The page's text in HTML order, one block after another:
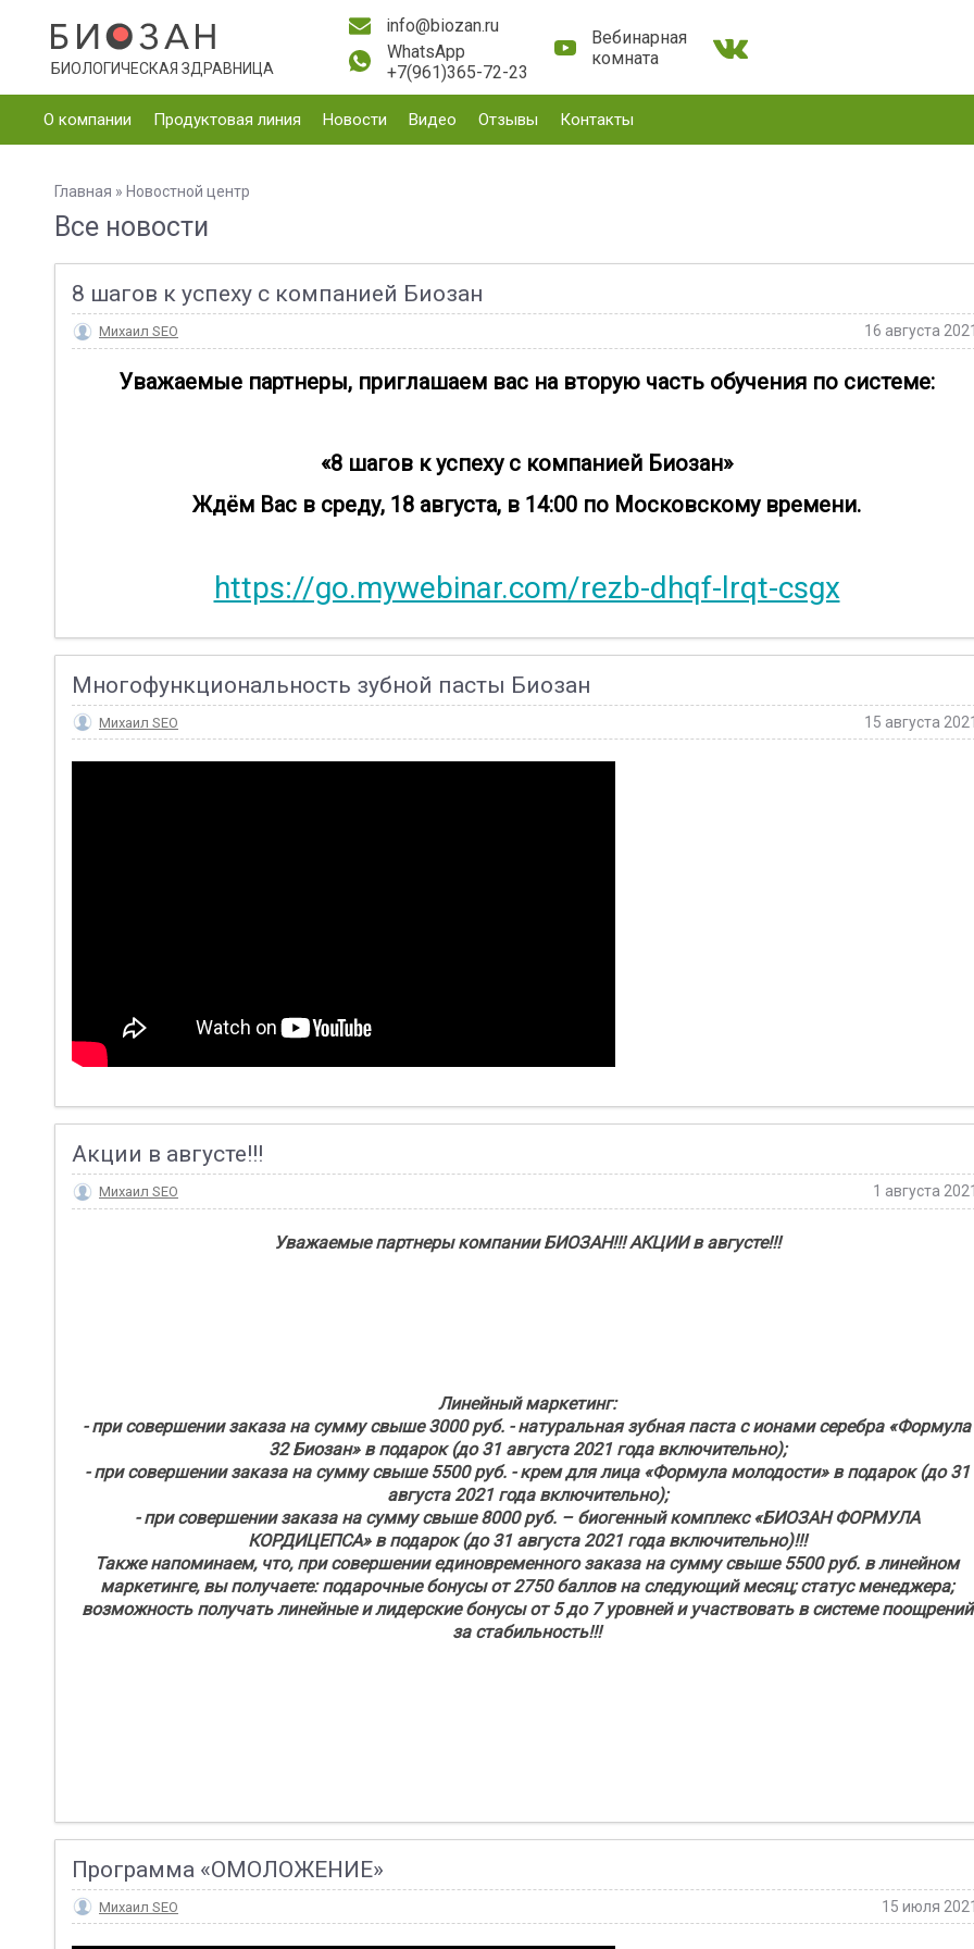
БИОЛОГИЧЕСКАЯ ЗДРАВНИЦА
info@biozan.ru
WhatsApp
+7(961)365-72-23
Вебинарная
комната
О компании Продуктовая линия Новости Видео Отзывы Контакты
Главная » Новостной центр
Все новости
8 шагов к успеху с компанией Биозан
Михаил SEO 16 августа
Уважаемые партнеры, приглашаем вас на вторую часть обучения по системе:
«8 шагов к успеху с компанией Биозан»
Ждём Вас в среду, 18 августа, в 14:00 по Московскому времени.
https://go.mywebinar.com/rezb-dhqf-lrqt-csgx
Многофункциональность зубной пасты Биозан
Михаил SEO 15 августа
Акции в августе!!!
Михаил SEO 1 августа
Уважаемые партнеры компании БИОЗАН!!! АКЦИИ в августе!!!
Линейный маркетинг:
- при совершении заказа на сумму свыше 3000 руб. - натуральная зубная паста с ионами серебра «Формула
32 Биозан» в подарок (до 31 августа 2021 года включительно);
- при совершении заказа на сумму свыше 5500 руб. - крем для лица «Формула молодости» в подарок (до 31
августа 2021 года включительно);
- при совершении заказа на сумму свыше 8000 руб. – биогенный комплекс «БИОЗАН ФОРМУЛА
КОРДИЦЕПСА» в подарок (до 31 августа 2021 года включительно)!!!
Также напоминаем, что, при совершении единовременного заказа на сумму свыше 5500 руб. в линейном
маркетинге, вы получаете: подарочные бонусы от 2750 баллов на следующий месяц; статус менеджера;
возможность получать линейные и лидерские бонусы ‪от 5 до 7‬ уровней и участвовать в системе поощрений
за стабильность!!!
Программа «ОМОЛОЖЕНИЕ»
Михаил SEO 15 июля